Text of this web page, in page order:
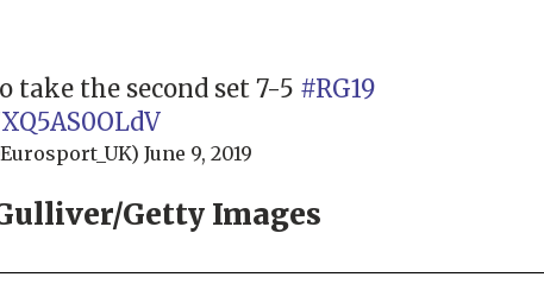
take the second set 7-5 #RG19
June 9, 2019